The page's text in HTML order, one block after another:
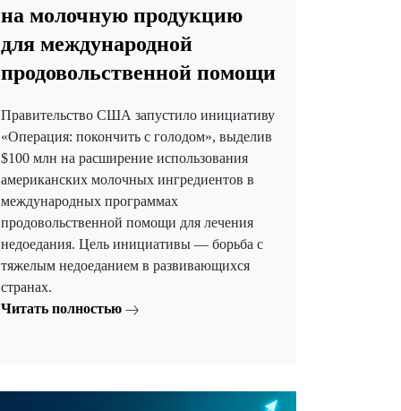
на молочную продукцию
для международной
продовольственной помощи
Правительство США запустило инициативу
«Операция: покончить с голодом», выделив
$100 млн на расширение использования
американских молочных ингредиентов в
международных программах
продовольственной помощи для лечения
недоедания. Цель инициативы — борьба с
тяжелым недоеданием в развивающихся
странах.
Читать полностью